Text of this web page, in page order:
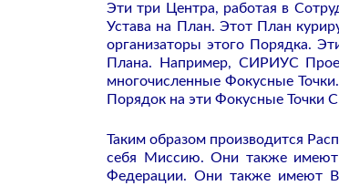
Эти три Центра, работая в
Устава на План. Этот План
организаторы этого Порядка.
Плана. Например, СИРИУС
многочисленные Фокусные
Порядок на эти Фокусные Точки
Таким образом производится
себя Миссию. Они также имеют
Федерации. Они также имеют